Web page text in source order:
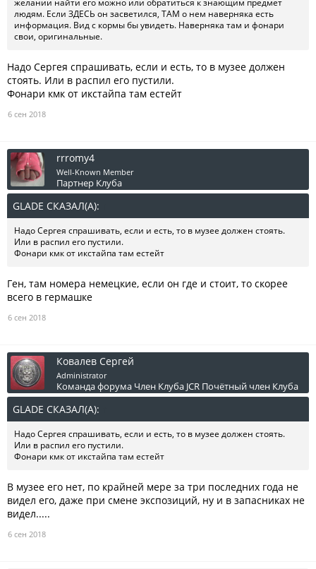
желании найти его можно или обратиться к знающим предмет
людям. Если ЗДЕСЬ он засветился, ТАМ о нем наверняка есть
информация. Вид с кормы бы увидеть. Наверняка там и фонари
свои, оригинальные.
Надо Сергея спрашивать, если и есть, то в музее должен
стоять. Или в распил его пустили.
Фонари кмк от икстайпа там естейт
6 сен 2018
rrromy4
Well-Known Member
Партнер Клуба
GLADE СКАЗАЛ(А):
Надо Сергея спрашивать, если и есть, то в музее должен стоять.
Или в распил его пустили.
Фонари кмк от икстайпа там естейт
Ген, там номера немецкие, если он где и стоит, то скорее
всего в гермашке
6 сен 2018
Ковалев Сергей
Administrator
Команда форума Член Клуба JCR Почётный член Клуба
GLADE СКАЗАЛ(А):
Надо Сергея спрашивать, если и есть, то в музее должен стоять.
Или в распил его пустили.
Фонари кмк от икстайпа там естейт
В музее его нет, по крайней мере за три последних года не
видел его, даже при смене экспозиций, ну и в запасниках не
видел.....
6 сен 2018